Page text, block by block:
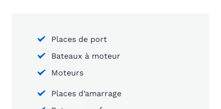
Places de port
Bateaux à moteur
Moteurs
Places d’amarrage